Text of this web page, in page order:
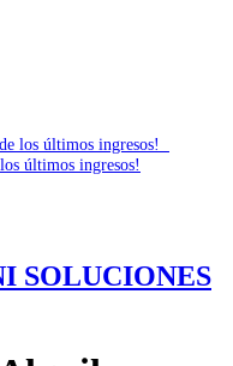
últimos ingresos!
SOLUCIONES